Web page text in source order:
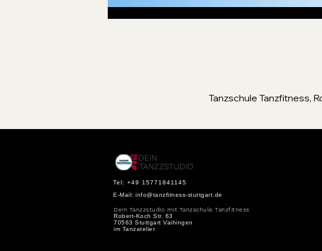
Tanzschule Tanzfitness,
Tel: +49 15771841145
E-Mail: info@tanzfitness-stuttgart.de
Dein Tanzzstudio mit Tanzschule Tanzfitness
Robert-Koch Str. 63
70563 Stuttgart Vaihingen
im Tanzatelier